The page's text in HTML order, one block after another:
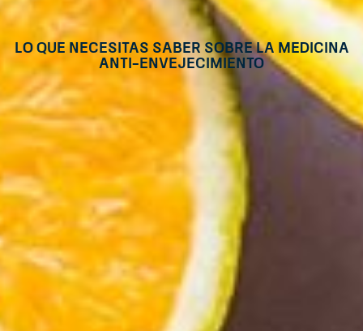
Lo que necesitas saber sobre la medicina
anti-envejecimiento